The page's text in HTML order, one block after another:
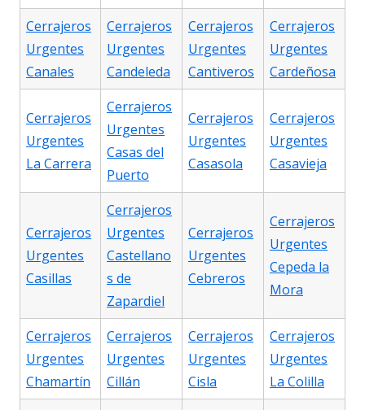
Cerrajeros
Urgentes
Canales
Cerrajeros
Urgentes
Candeleda
Cerrajeros
Urgentes
Cantiveros
Cerrajeros
Urgentes
Cardeñosa
Cerrajeros
Urgentes
La Carrera
Cerrajeros
Urgentes
Casas del
Puerto
Cerrajeros
Urgentes
Casasola
Cerrajeros
Urgentes
Casavieja
Cerrajeros
Urgentes
Casillas
Cerrajeros
Urgentes
Castellano
s de
Zapardiel
Cerrajeros
Urgentes
Cebreros
Cerrajeros
Urgentes
Cepeda la
Mora
Cerrajeros
Urgentes
Chamartín
Cerrajeros
Urgentes
Cillán
Cerrajeros
Urgentes
Cisla
Cerrajeros
Urgentes
La Colilla